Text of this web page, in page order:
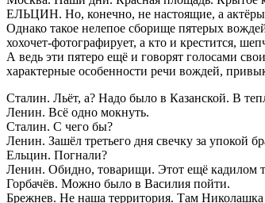
ЕЛЬЦИН. Но, конечно, не настоящие, а
Однако такое нелепое сборище пятерых
хохочет-фотографирует, а кто и крестится,
А ведь эти пятеро ещё и говорят голосами
характерные особенности речи вождей,
Сталин. Льёт, а? Надо было в Казанской. В
Ленин. Всё одно мокнуть.
Сталин. С чего бы?
Ленин. Зашёл третьего дня свечку за упокой
Ельцин. Погнали?
Ленин. Обидно, товарищи. Этот ещё кадилом
Горбачёв. Можно было в Василия пойти.
Брежнев. Не наша территория. Там